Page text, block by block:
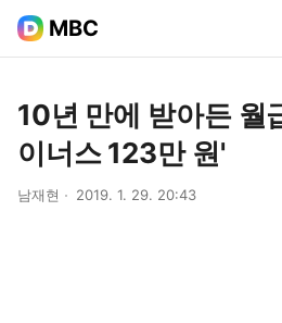
MBC
10년 만에 받아든 월
이너스 123만 원'
남재현 2019. 1. 29. 20:43